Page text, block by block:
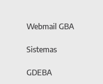
Webmail GBA
Sistemas
GDEBA